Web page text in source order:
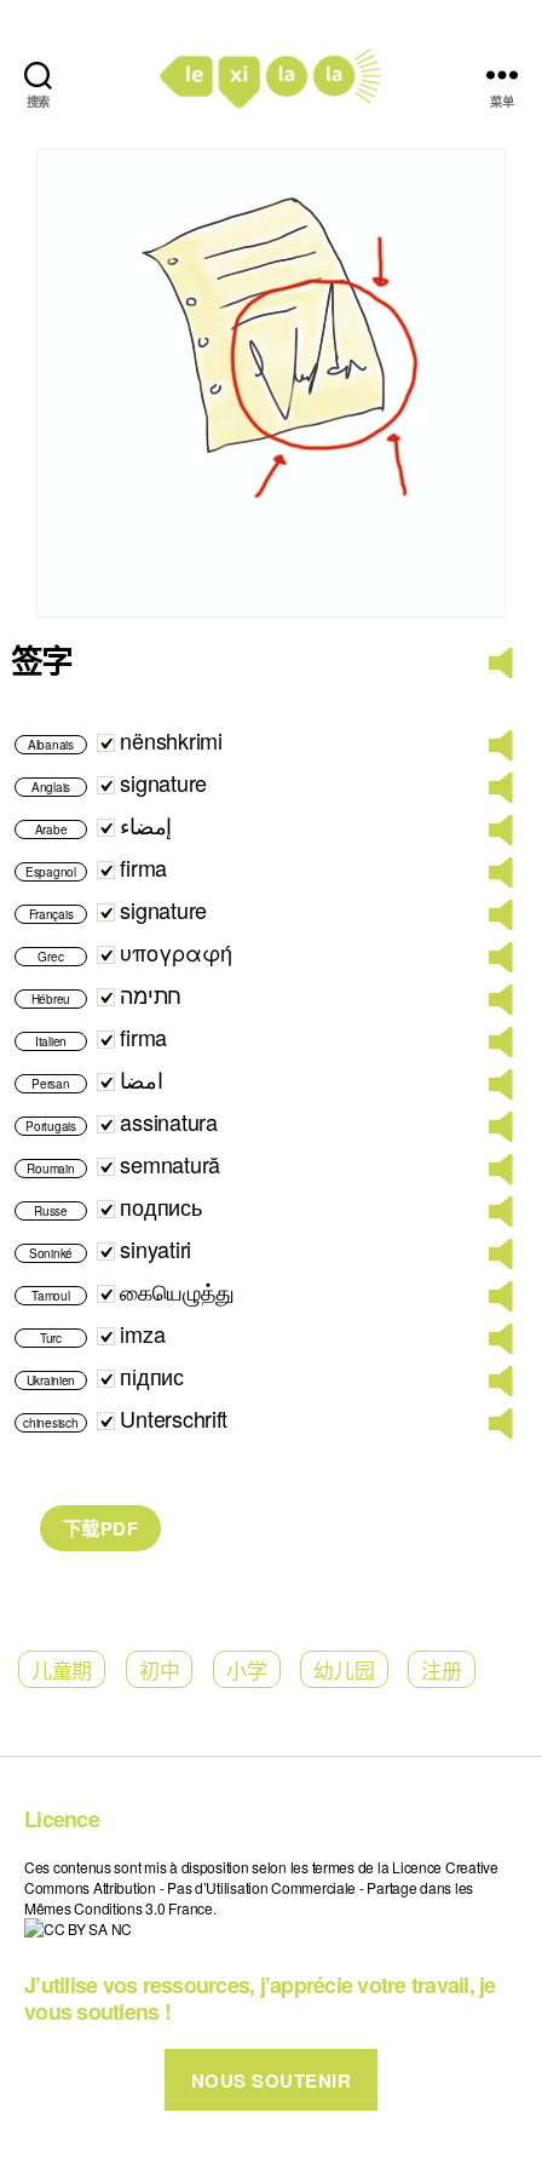
搜索 菜单
签字
Albanais nënshkrimi
Anglais signature
Arabe إمضاء
Espagnol firma
Français signature
Grec υπογραφή
Hébreu חתימה
Italien firma
Persan امضا
Portugais assinatura
Roumain semnatură
Russe подпись
Soninké sinyatiri
Tamoul கையெழுத்து
Turc imza
Ukrainien підпис
chinesisch Unterschrift
儿童期 初中 小学 幼儿园 注册
Licence
Ces contenus sont mis à disposition selon les termes de la Licence Creative
Commons Attribution - Pas d’Utilisation Commerciale - Partage dans les
Mêmes Conditions 3.0 France.
J’utilise vos ressources, j’apprécie votre travail, je
vous soutiens !
NOUS SOUTENIR